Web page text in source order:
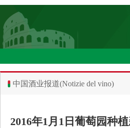
中国酒业报道(Notizie del vino)
2016年1月1日葡萄园种